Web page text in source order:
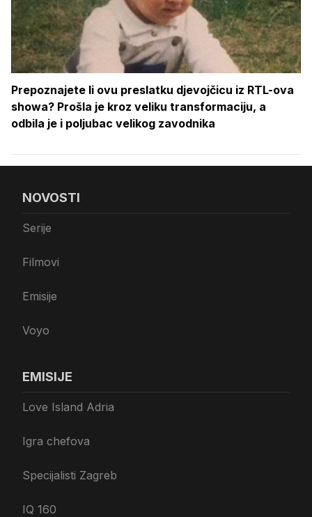
Prepoznajete li ovu preslatku djevojčicu iz RTL-ova
showa? Prošla je kroz veliku transformaciju, a
odbila je i poljubac velikog zavodnika
NOVOSTI
Serije
Filmovi
Emisije
Voyo
EMISIJE
Love Island Adria
Igra chefova
Specijalisti Zagreb
IQ 160